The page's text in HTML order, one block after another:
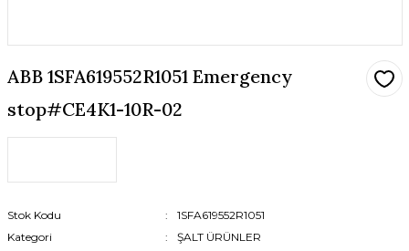
ABB 1SFA619552R1051 Emergency
stop#CE4K1-10R-02
Stok Kodu
1SFA619552R1051
Kategori
ŞALT ÜRÜNLER